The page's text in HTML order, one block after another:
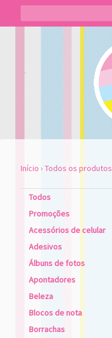
Início › Todos os produtos
Todos
Promoções
Acessórios de celular
Adesivos
Álbuns de fotos
Apontadores
Beleza
Blocos de nota
Borrachas